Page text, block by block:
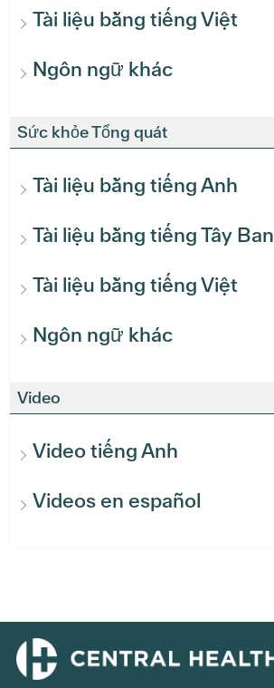
Tài liệu bằng tiếng Việt
Ngôn ngữ khác
Sức khỏe Tổng quát
Tài liệu bằng tiếng Anh
Tài liệu bằng tiếng Tây
Tài liệu bằng tiếng Việt
Ngôn ngữ khác
Video
Video tiếng Anh
Videos en español